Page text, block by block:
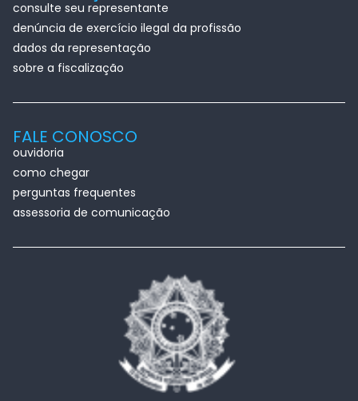
consulte seu representante
denúncia de exercício ilegal da profissão
dados da representação
sobre a fiscalização
FALE CONOSCO
ouvidoria
como chegar
perguntas frequentes
assessoria de comunicação